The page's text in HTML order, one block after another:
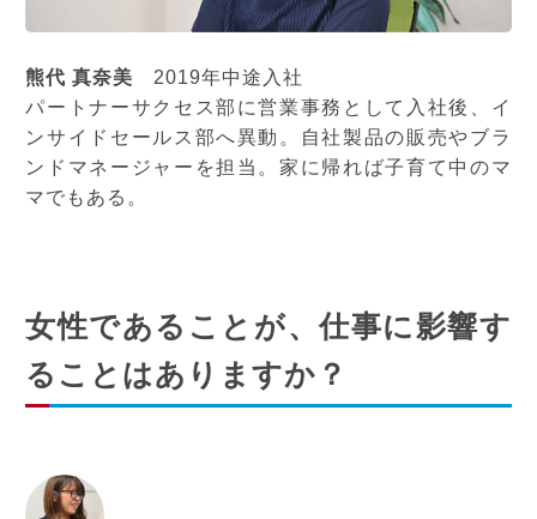
熊代 真奈美 2019年中途入社
パートナーサクセス部に営業事務として入社後、イ
ンサイドセールス部へ異動。自社製品の販売やブラ
ンドマネージャーを担当。家に帰れば子育て中のマ
マでもある。
女性であることが、仕事に影響す
ることはありますか？